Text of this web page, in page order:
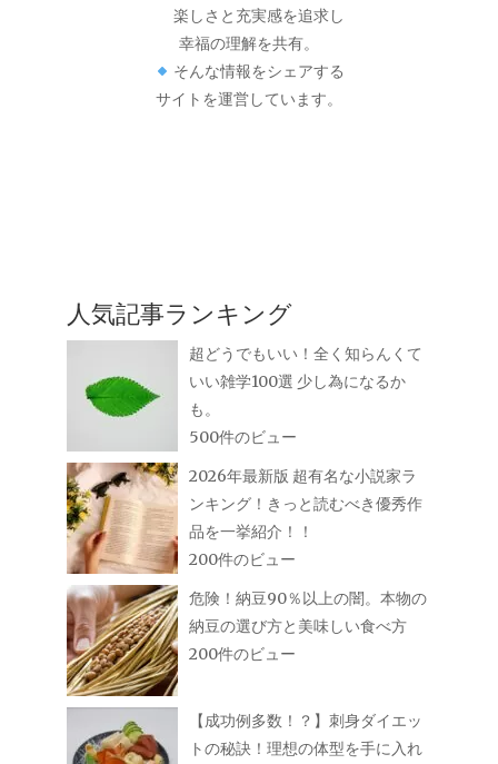
楽しさと充実感を追求し
幸福の理解を共有。
そんな情報をシェアする
サイトを運営しています。
人気記事ランキング
超どうでもいい！全く知らんくて
いい雑学100選 少し為になるか
も。
500件のビュー
2026年最新版 超有名な小説家ラ
ンキング！きっと読むべき優秀作
品を一挙紹介！！
200件のビュー
危険！納豆90％以上の闇。本物の
納豆の選び方と美味しい食べ方
200件のビュー
【成功例多数！？】刺身ダイエッ
トの秘訣！理想の体型を手に入れ